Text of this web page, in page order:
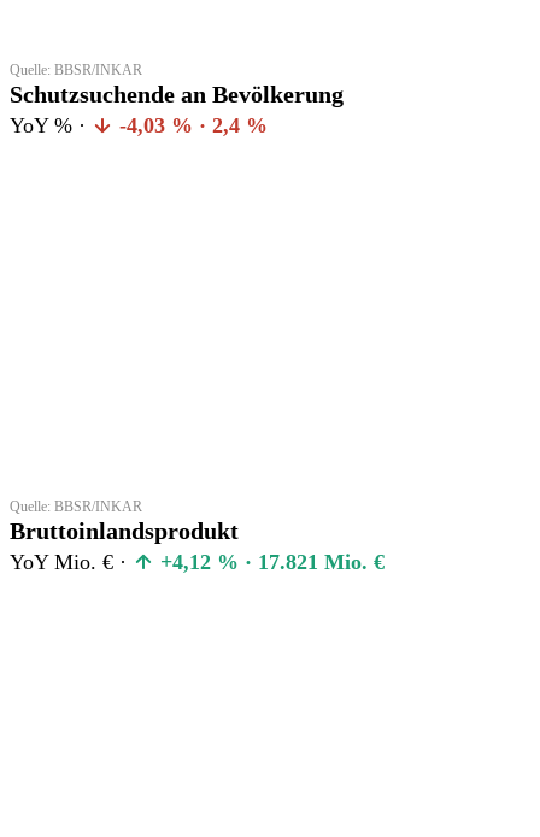
Quelle: BBSR/INKAR
Schutzsuchende an Bevölkerung
YoY % · -4,03 % · 2,4 %
Quelle: BBSR/INKAR
Bruttoinlandsprodukt
YoY Mio. € · +4,12 % · 17.821 Mio. €